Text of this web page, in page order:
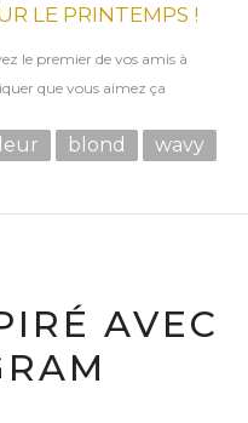
LE PRINTEMPS !
le premier de vos amis à
que vous aimez ça
blond wavy
AVEC